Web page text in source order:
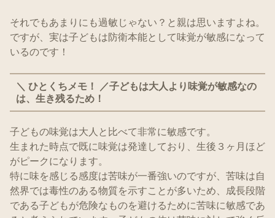
それでもあまりにも過敏じゃない？と親は思いますよね。
ですが、実は子どもは防衛本能として味覚が敏感になって
いるのです！
＼ ひとくちメモ！ ／子どもは大人より味覚が敏感なの
は、生き残るため！
子どもの味覚は大人と比べて非常に敏感です。
生まれた時点で既に味覚は発達しており、生後３ヶ月ほど
がピークになります。
特に味を感じる感度は苦味が一番強いのですが、苦味は自
然界では毒性のある物質を示すことが多いため、成長段階
である子どもが危険なものを避けるために苦味に敏感であ